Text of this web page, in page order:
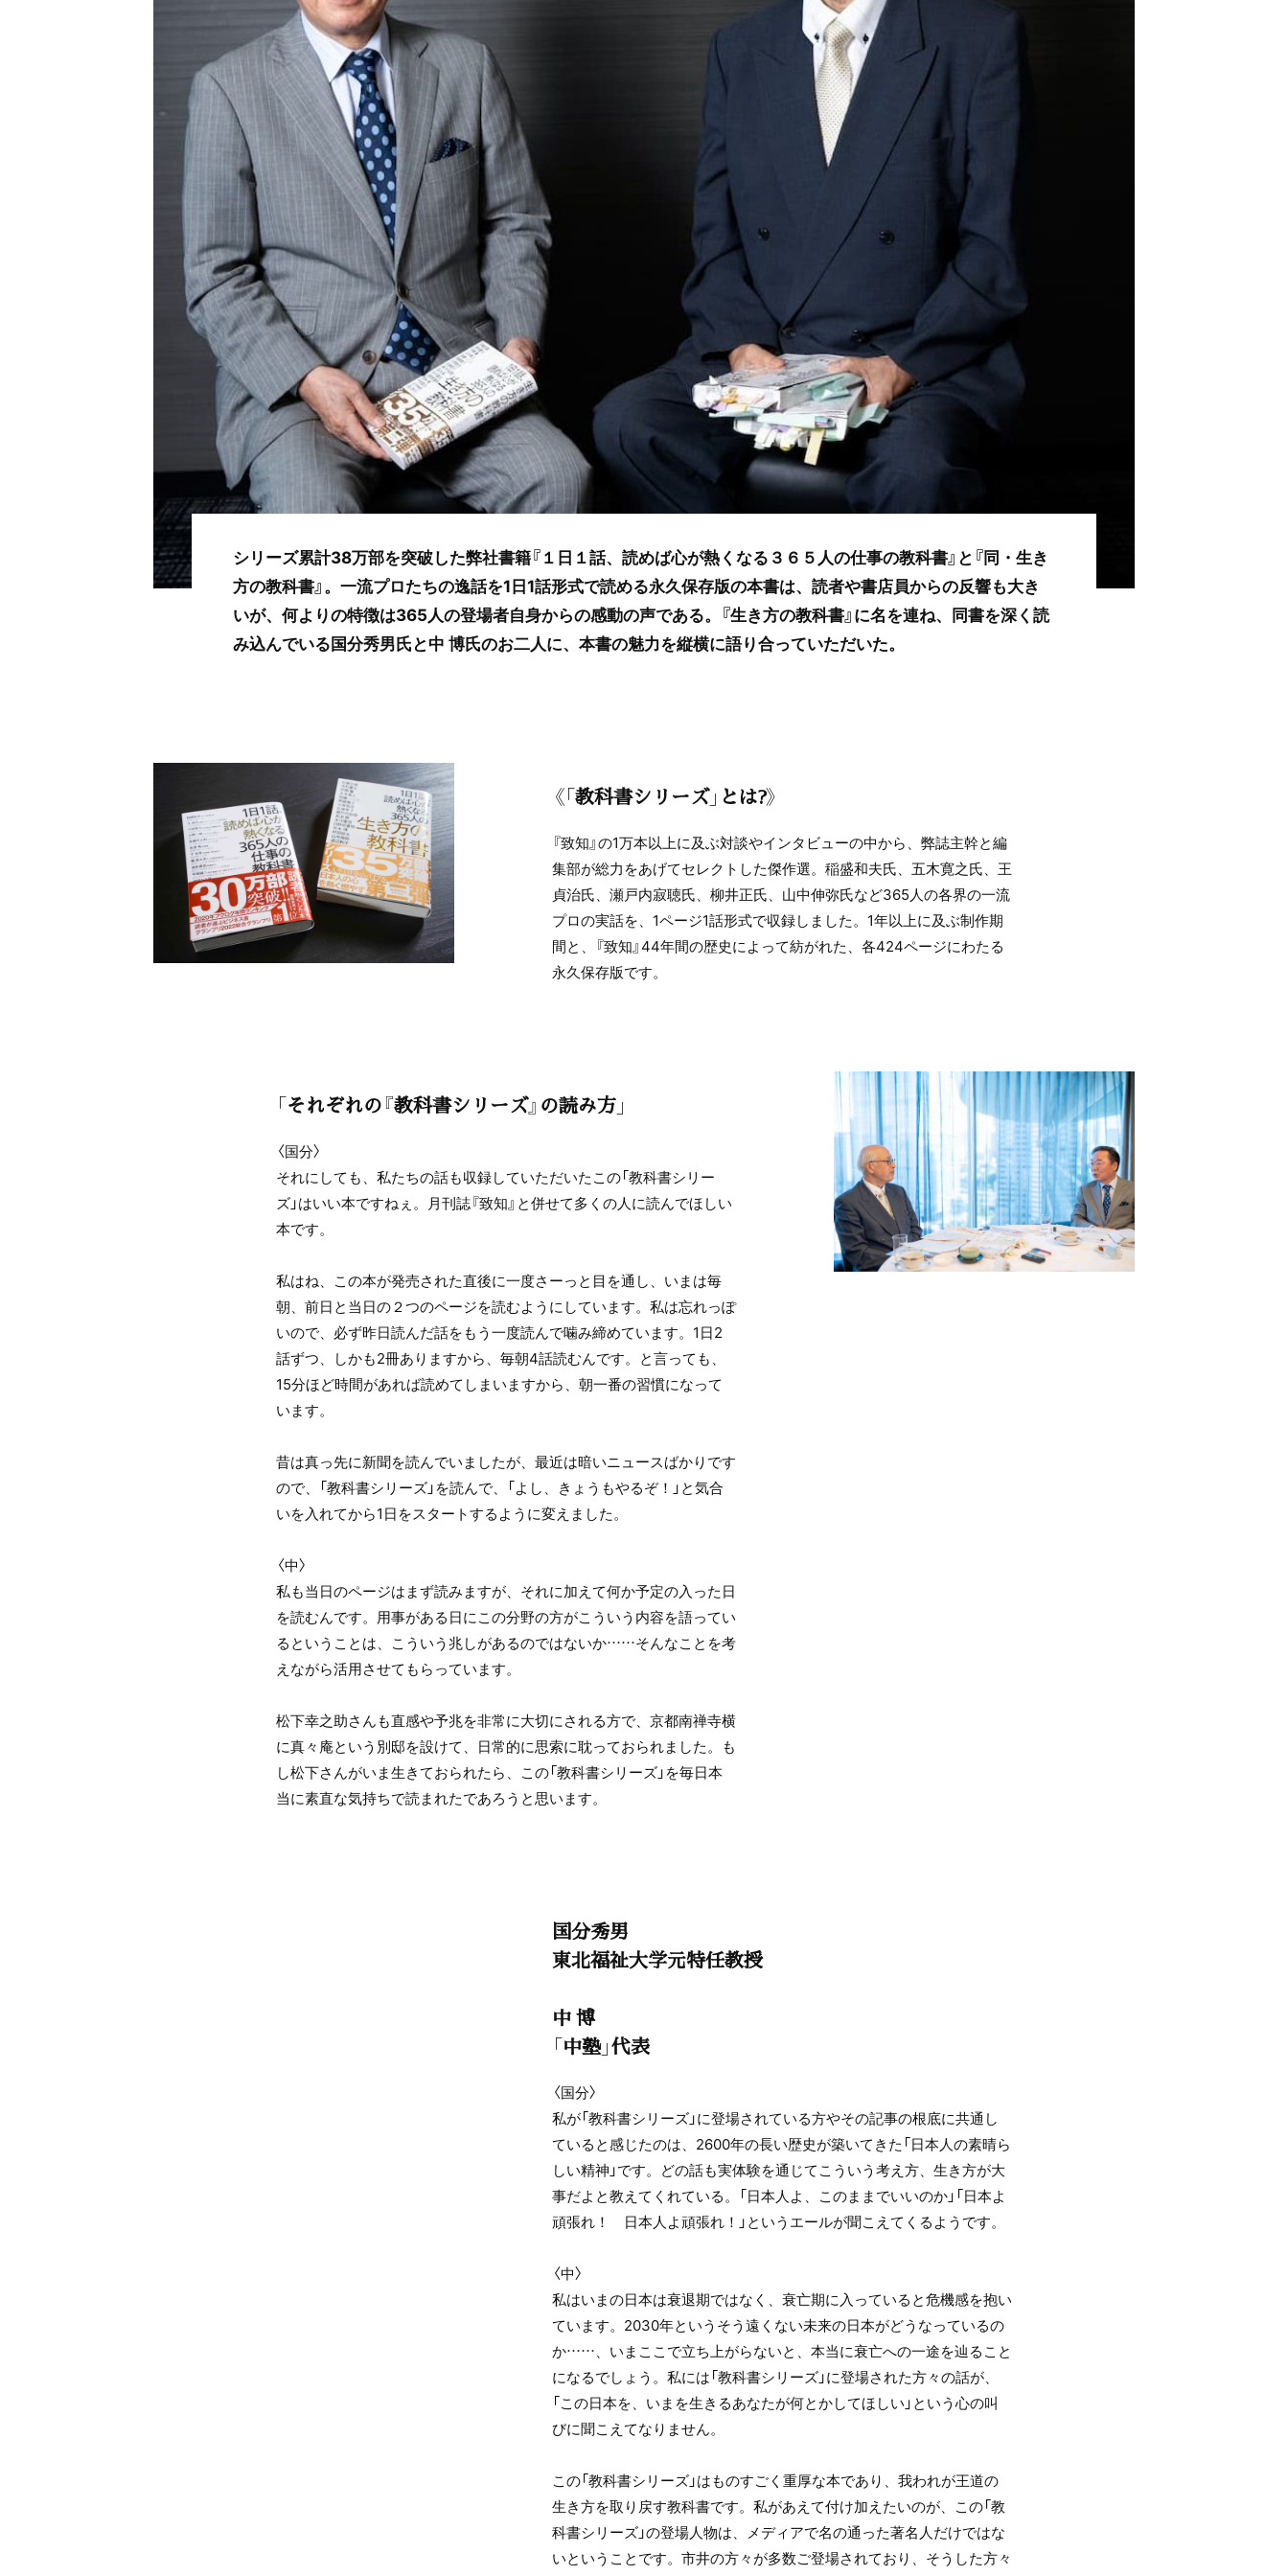
シリーズ累計38万部を突破した弊社書籍『１日１話、読めば心が熱くなる３６５人の仕事の教科書』と『同・生き
方の教科書』。一流プロたちの逸話を1日1話形式で読める永久保存版の本書は、読者や書店員からの反響も大き
いが、何よりの特徴は365人の登場者自身からの感動の声である。『生き方の教科書』に名を連ね、同書を深く読
み込んでいる国分秀男氏と中 博氏のお二人に、本書の魅力を縦横に語り合っていただいた。
《「教科書シリーズ」とは?》
『致知』の1万本以上に及ぶ対談やインタビューの中から、弊誌主幹と編
集部が総力をあげてセレクトした傑作選。稲盛和夫氏、五木寛之氏、王
貞治氏、瀬戸内寂聴氏、柳井正氏、山中伸弥氏など365人の各界の一流
プロの実話を、1ページ1話形式で収録しました。1年以上に及ぶ制作期
間と、『致知』44年間の歴史によって紡がれた、各424ページにわたる
永久保存版です。
「それぞれの『教科書シリーズ』の読み方」
〈国分〉
それにしても、私たちの話も収録していただいたこの「教科書シリー
ズ」はいい本ですねぇ。月刊誌『致知』と併せて多くの人に読んでほしい
本です。
私はね、この本が発売された直後に一度さーっと目を通し、いまは毎
朝、前日と当日の２つのページを読むようにしています。私は忘れっぽ
いので、必ず昨日読んだ話をもう一度読んで噛み締めています。1日2
話ずつ、しかも2冊ありますから、毎朝4話読むんです。と言っても、
15分ほど時間があれば読めてしまいますから、朝一番の習慣になって
います。
昔は真っ先に新聞を読んでいましたが、最近は暗いニュースばかりです
ので、「教科書シリーズ」を読んで、「よし、きょうもやるぞ！」と気合
いを入れてから1日をスタートするように変えました。
〈中〉
私も当日のページはまず読みますが、それに加えて何か予定の入った日
を読むんです。用事がある日にこの分野の方がこういう内容を語ってい
るということは、こういう兆しがあるのではないか……そんなことを考
えながら活用させてもらっています。
松下幸之助さんも直感や予兆を非常に大切にされる方で、京都南禅寺横
に真々庵という別邸を設けて、日常的に思索に耽っておられました。も
し松下さんがいま生きておられたら、この「教科書シリーズ」を毎日本
当に素直な気持ちで読まれたであろうと思います。
国分秀男
東北福祉大学元特任教授
中 博
「中塾」代表
〈国分〉
私が「教科書シリーズ」に登場されている方やその記事の根底に共通し
ていると感じたのは、2600年の長い歴史が築いてきた「日本人の素晴ら
しい精神」です。どの話も実体験を通じてこういう考え方、生き方が大
事だよと教えてくれている。「日本人よ、このままでいいのか」「日本よ
頑張れ！ 日本人よ頑張れ！」というエールが聞こえてくるようです。
〈中〉
私はいまの日本は衰退期ではなく、衰亡期に入っていると危機感を抱い
ています。2030年というそう遠くない未来の日本がどうなっているの
か……、いまここで立ち上がらないと、本当に衰亡への一途を辿ること
になるでしょう。私には「教科書シリーズ」に登場された方々の話が、
「この日本を、いまを生きるあなたが何とかしてほしい」という心の叫
びに聞こえてなりません。
この「教科書シリーズ」はものすごく重厚な本であり、我われが王道の
生き方を取り戻す教科書です。私があえて付け加えたいのが、この「教
科書シリーズ」の登場人物は、メディアで名の通った著名人だけではな
いということです。市井の方々が多数ご登場されており、そうした方々